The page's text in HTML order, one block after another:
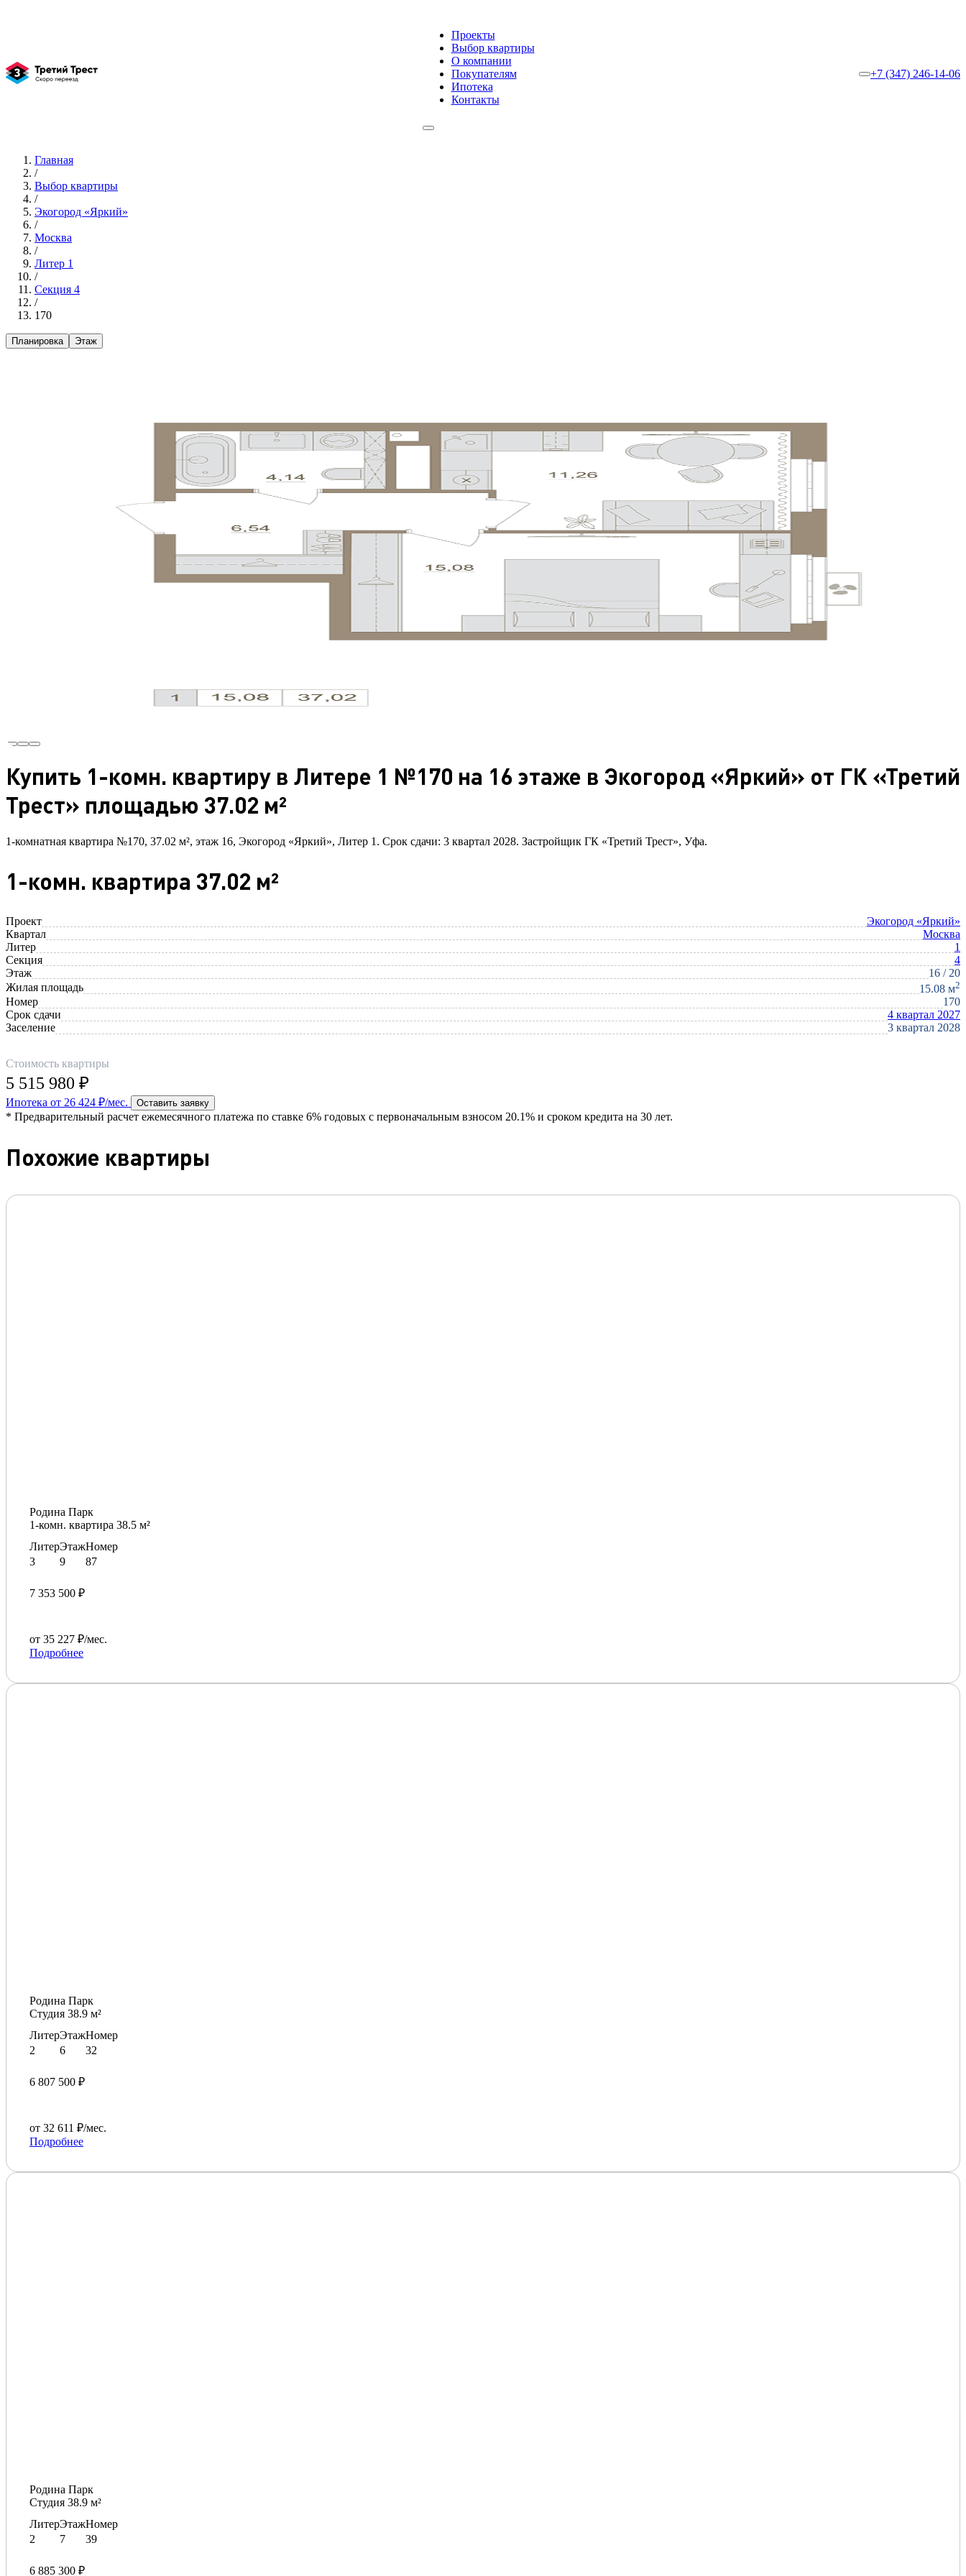
Проекты
Выбор квартиры
О компании
Покупателям
Ипотека
Контакты
+7 (347) 246-14-06
Главная
/
Выбор квартиры
/
Экогород «Яркий»
/
Москва
/
Литер 1
/
Секция 4
/
170
Планировка Этаж
Купить 1-комн. квартиру в Литере 1 №170 на 16 этаже в Экогород «Яркий» от ГК «Третий
Трест» площадью 37.02 м²
1-комнатная квартира №170, 37.02 м², этаж 16, Экогород «Яркий», Литер 1. Срок сдачи: 3 квартал 2028. Застройщик ГК «Третий Трест», Уфа.
1-комн. квартира 37.02 м²
Проект
Экогород «Яркий»
Квартал
Москва
Литер
1
Секция
4
Этаж
16 / 20
Жилая площадь
15.08 м2
Номер
170
Срок сдачи
4 квартал 2027
Заселение
3 квартал 2028
Стоимость квартиры
5 515 980 ₽
Ипотека от 26 424 ₽/мес. Оставить заявку
* Предварительный расчет ежемесячного платежа по ставке 6% годовых с первоначальным взносом 20.1% и сроком кредита на 30 лет.
Похожие квартиры
Родина Парк
1-комн. квартира 38.5 м²
Литер
3
Этаж
9
Номер
87
7 353 500 ₽
от 35 227 ₽/мес.
Подробнее
Родина Парк
Студия 38.9 м²
Литер
2
Этаж
6
Номер
32
6 807 500 ₽
от 32 611 ₽/мес.
Подробнее
Родина Парк
Студия 38.9 м²
Литер
2
Этаж
7
Номер
39
6 885 300 ₽